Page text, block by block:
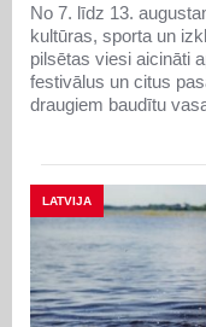
No 7. līdz 13.
kultūras, sporta un
pilsētas viesi aicināti
festivālus un citus
draugiem baudītu
LATVIJA